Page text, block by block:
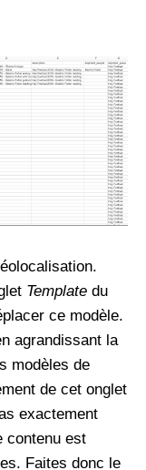
Template du
ce modèle.
agrandissant la
modèles de
de cet onglet
exactement
contenu est
Faites donc le